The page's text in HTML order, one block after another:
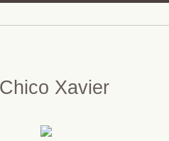
Xavier